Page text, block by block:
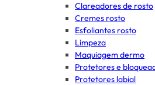
Clareadores de rosto
Cremes rosto
Esfoliantes rosto
Limpeza
Maquiagem dermo
Protetores e
Protetores labial